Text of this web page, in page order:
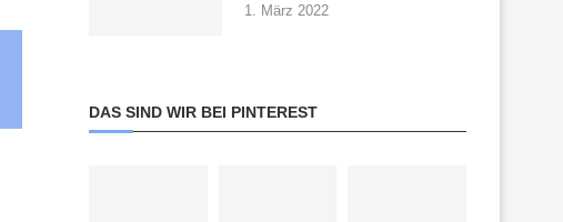
1. März 2022
DAS SIND WIR BEI PINTEREST